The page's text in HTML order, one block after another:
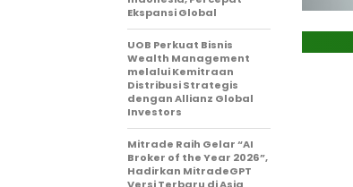
Ekspansi Global
UOB Perkuat Bisnis
Wealth Management
melalui Kemitraan
Distribusi Strategis
dengan Allianz Global
Investors
Mitrade Raih Gelar “AI
Broker of the Year 2026”,
Hadirkan MitradeGPT